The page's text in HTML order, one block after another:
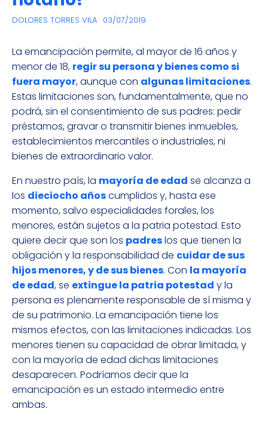
DOLORES TORRES VILA 03/07/2019
La emancipación permite, al mayor de 16 años y
menor de 18, regir su persona y bienes como si
fuera mayor, aunque con algunas limitaciones.
Estas limitaciones son, fundamentalmente, que no
podrá, sin el consentimiento de sus padres: pedir
préstamos, gravar o transmitir bienes inmuebles,
establecimientos mercantiles o industriales, ni
bienes de extraordinario valor.
En nuestro país, la mayoría de edad se alcanza a
los dieciocho añoscumplidos y, hasta ese
momento, salvo especialidades forales, los
menores, están sujetos a la patria potestad. Esto
quiere decir que son los padreslos que tienen la
obligación y la responsabilidad de cuidar de sus
hijos menores, y de sus bienes. Con la mayoría
de edad, se extingue la patria potestad y la
persona es plenamente responsable de sí misma y
de su patrimonio. La emancipación tiene los
mismos efectos, con las limitaciones indicadas. Los
menores tienen su capacidad de obrar limitada, y
con la mayoría de edad dichas limitaciones
desaparecen. Podríamos decir que la
emancipación es un estado intermedio entre
ambas.